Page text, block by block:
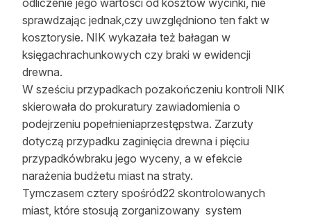
odliczenie jego wartości od kosztów wycinki, nie
sprawdzając jednak,czy uwzględniono ten fakt w
kosztorysie. NIK wykazała też bałagan w
księgachrachunkowych czy braki w ewidencji
drewna.
W sześciu przypadkach pozakończeniu kontroli NIK
skierowała do prokuratury zawiadomienia o
podejrzeniu popełnieniaprzestępstwa. Zarzuty
dotyczą przypadku zaginięcia drewna i pięciu
przypadkówbraku jego wyceny, a w efekcie
narażenia budżetu miast na straty.
Tymczasem cztery spośród22 skontrolowanych
miast, które stosują zorganizowany system